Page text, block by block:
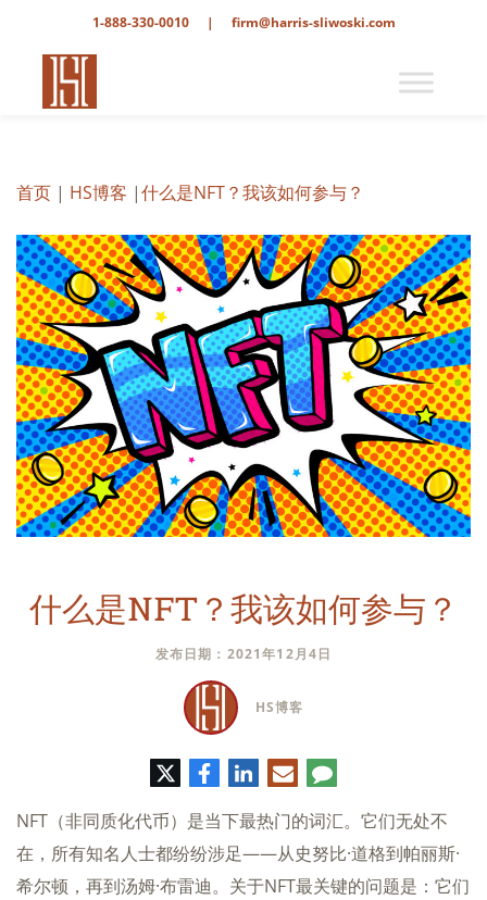
1-888-330-0010 | firm@harris-sliwoski.com
首页 | HS博客 |什么是NFT？我该如何参与？
什么是NFT？我该如何参与？
发布日期：2021年12月4日
HS博客
特
脸
书
领
英
电
子
件
评
论
NFT（非同质化代币）是当下最热门的词汇。它们无处不
在，所有知名人士都纷纷涉足——从史努比·道格到帕丽斯·
希尔顿，再到汤姆·布雷迪。关于NFT最关键的问题是：它们